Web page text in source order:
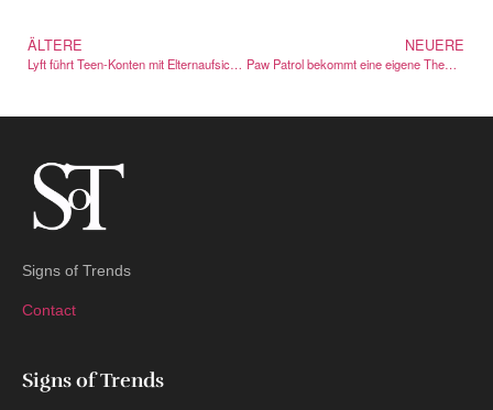
ÄLTERE
Lyft führt Teen-Konten mit Elternaufsicht ein
NEUERE
Paw Patrol bekommt eine eigene Themenpark-Welt in Chessington
Signs of Trends
Contact
Signs of Trends